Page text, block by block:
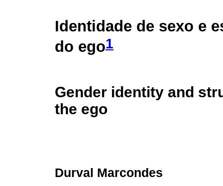
Identidade de sexo e
do ego1
Gender identity and
the ego
Durval Marcondes